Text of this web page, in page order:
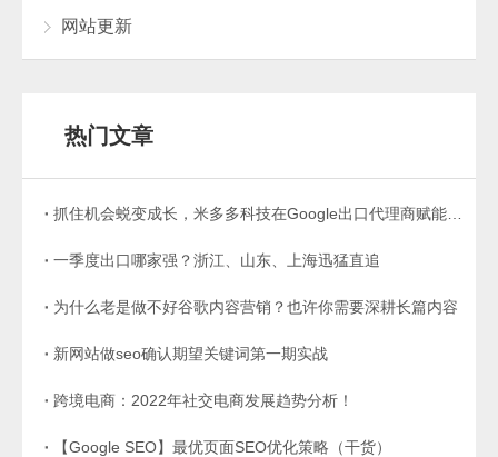
网站更新
热门文章
一季度出口哪家强？浙江、山东、上海迅猛直追
为什么老是做不好谷歌内容营销？也许你需要深耕长篇内容
新网站做seo确认期望关键词第一期实战
跨境电商：2022年社交电商发展趋势分析！
【Google SEO】最优页面SEO优化策略（干货）